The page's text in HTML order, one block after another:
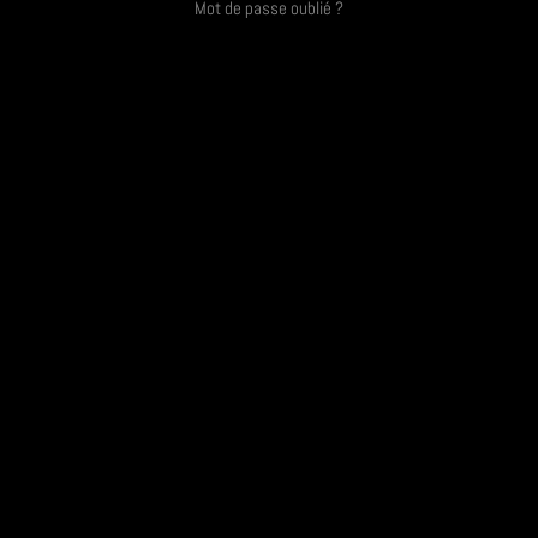
Mot de passe oublié ?